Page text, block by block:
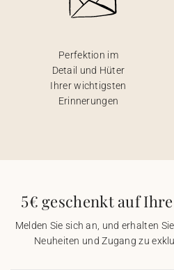
Perfektion im
Detail und Hüter
Ihrer wichtigsten
Erinnerungen
5€ geschenkt auf
Melden Sie sich an, und erhalten
Neuheiten und Zugang zu